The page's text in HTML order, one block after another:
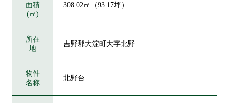
面積
(㎡)
308.02㎡（93.17坪）
所在
地
吉野郡大淀町大字北野
物件
名称
北野台